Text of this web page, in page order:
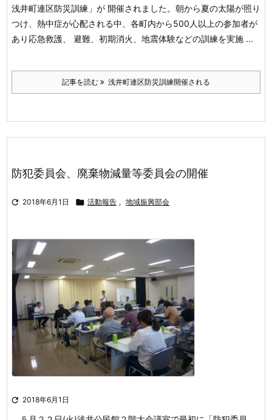
浅井町連区防災訓練」が 開催されました。朝から夏の太陽が照り
つけ、熱中症が心配される中、各町内から500人以上の参加者が
あり応急救護、 避難、初期消火、地震体験などの訓練を実施 ...
記事を読む 浅井町連区防災訓練開催される
防犯委員会、廃棄物減量等委員会の開催
 2018年6月1日  活動報告 , 地域振興部会
 2018年6月1日